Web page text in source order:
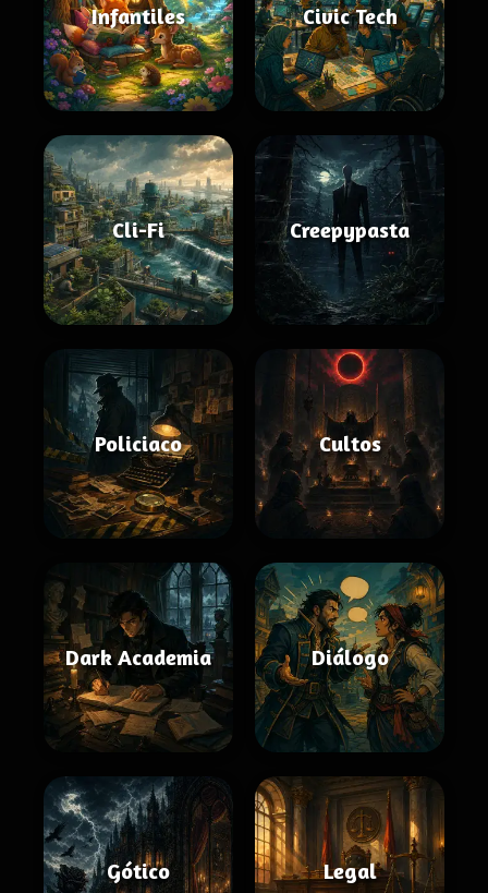
Infantiles Civic Tech
Cli-Fi Creepypasta
Policiaco Cultos
Dark Academia Diálogo
Gótico Legal